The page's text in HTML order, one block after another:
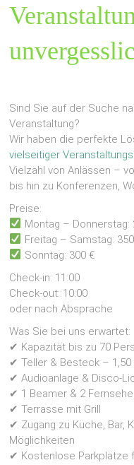
Sind Sie auf der Suche
Veranstaltung?
Wir haben die perfekte
vielseitiger
Vielzahl von Anlässen –
bis hin zu Konferenzen,
Preise:
Montag – Donnerstag:
Freitag – Samstag:
Sonntag: 300 €
Check-in: 11:00
Check-out: 10:00
oder nach Absprache
Was Sie bei uns erwartet:
✔ Kapazität bis zu 70
✔ Teller & Besteck – 1,50
✔ Audioanlage & Disco-
✔ 1 Beamer & 2
✔ Terrasse mit Grill
✔ Zugang zu Küche, Bar,
Möglichkeiten
✔ Kostenlose Parkplätze